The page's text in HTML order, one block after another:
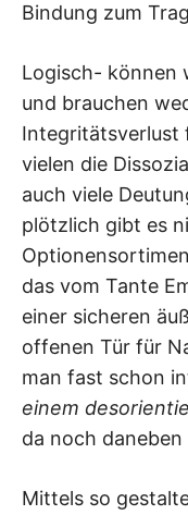
Bindung zum
Logisch- können
und brauchen
Integritätsverlust
vielen die
auch viele
plötzlich gibt es
das vom Tante
einer sicheren
offenen Tür für
man fast schon
einem
da noch
Mittels so